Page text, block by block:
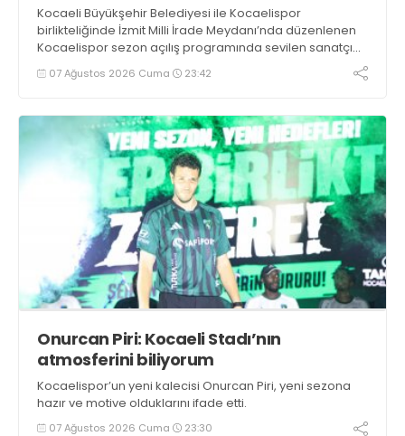
Kocaeli Büyükşehir Belediyesi ile Kocaelispor
birlikteliğinde İzmit Milli İrade Meydanı’nda düzenlenen
Kocaelispor sezon açılış programında sevilen sanatçı
Buray, verdiği konserle meydanı inletti.
07 Ağustos 2026 Cuma 23:42
Onurcan Piri: Kocaeli Stadı’nın
atmosferini biliyorum
Kocaelispor’un yeni kalecisi Onurcan Piri, yeni sezona
hazır ve motive olduklarını ifade etti.
07 Ağustos 2026 Cuma 23:30